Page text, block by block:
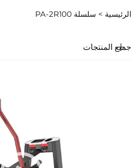
الرئيسية > سلسلة PA-2R100
جميع المنتجات